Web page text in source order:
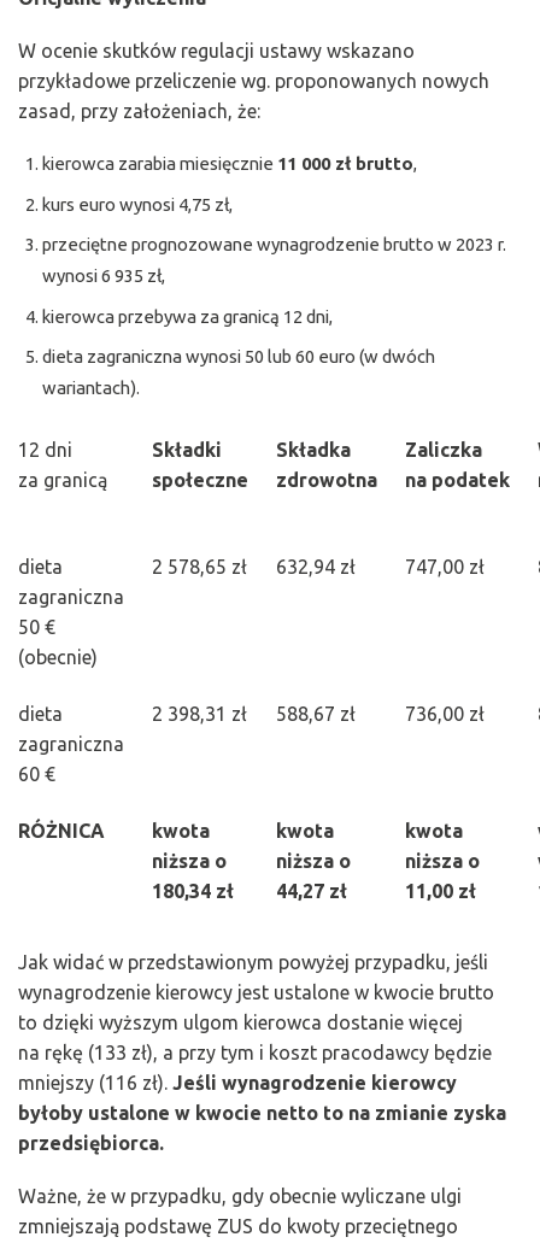
W ocenie skutków regulacji ustawy wskazano
przykładowe przeliczenie wg. proponowanych nowych
zasad, przy założeniach, że:
kierowca zarabia miesięcznie 11 000 zł brutto,
kurs euro wynosi 4,75 zł,
przeciętne prognozowane wynagrodzenie brutto w 2023 r.
wynosi 6 935 zł,
kierowca przebywa za granicą 12 dni,
dieta zagraniczna wynosi 50 lub 60 euro (w dwóch
wariantach).
12 dni
za granicą
Składki
społeczne
Składka
zdrowotna
Zaliczka
na podatek
dieta
zagraniczna
50 €
(obecnie)
2 578,65 zł 632,94 zł 747,00 zł
dieta
zagraniczna
60 €
2 398,31 zł 588,67 zł 736,00 zł
RÓŻNICA
kwota
niższa o
180,34 zł
kwota
niższa o
44,27 zł
kwota
niższa o
11,00 zł
Jak widać w przedstawionym powyżej przypadku, jeśli
wynagrodzenie kierowcy jest ustalone w kwocie brutto
to dzięki wyższym ulgom kierowca dostanie więcej
na rękę (133 zł), a przy tym i koszt pracodawcy będzie
mniejszy (116 zł). Jeśli wynagrodzenie kierowcy
byłoby ustalone w kwocie netto to na zmianie zyska
przedsiębiorca.
Ważne, że w przypadku, gdy obecnie wyliczane ulgi
zmniejszają podstawę ZUS do kwoty przeciętnego